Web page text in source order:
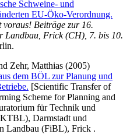
Schweine- und
EU-Öko-Verordnung.
voraus! Beiträge zur 16.
Landbau, Frick (CH), 7. bis 10.
Zehr, Matthias (2005)
dem BÖL zur Planung und
[Scientific Transfer of
Scheme for Planning and
für Technik und
Darmstadt und
Landbau (FiBL), Frick .